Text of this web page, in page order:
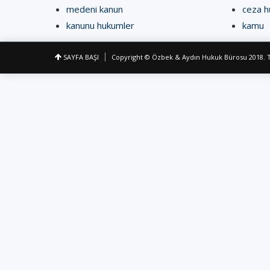
medeni kanun
ceza
kanunu hukumler
kamu
SAYFA BAŞI Copyright © Özbek & Aydın Hukuk Bürosu 2018.